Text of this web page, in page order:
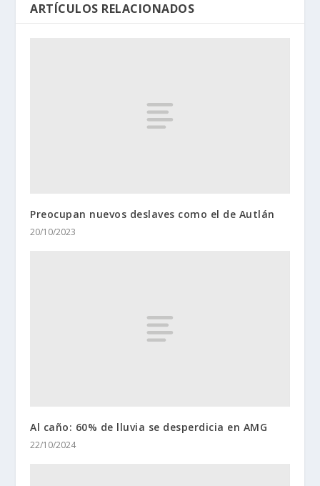
ARTÍCULOS RELACIONADOS
Preocupan nuevos deslaves como el de Autlán
20/10/2023
Al caño: 60% de lluvia se desperdicia en AMG
22/10/2024